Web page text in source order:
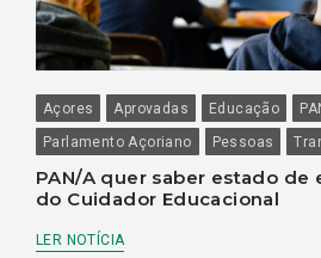
Açores Aprovadas Educação
Parlamento Açoriano
Pessoas
PAN/A quer saber estado de
do Cuidador Educacional
LER NOTÍCIA